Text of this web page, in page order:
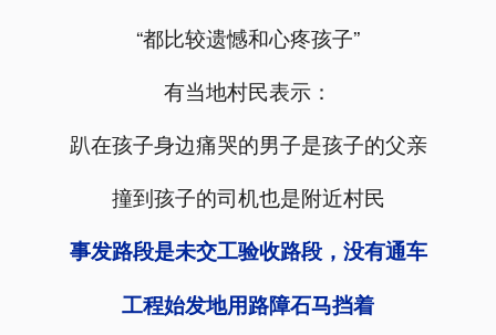
“都比较遗憾和心疼孩子”
有当地村民表示：
趴在孩子身边痛哭的男子是孩子的父亲
撞到孩子的司机也是附近村民
事发路段是未交工验收路段，没有通车
工程始发地用路障石马挡着